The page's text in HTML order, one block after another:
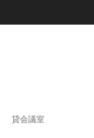
貸会議室